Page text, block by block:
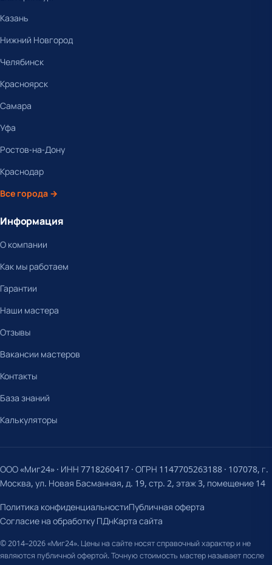
Казань
Нижний Новгород
Челябинск
Красноярск
Самара
Уфа
Ростов-на-Дону
Краснодар
Все города →
Информация
О компании
Как мы работаем
Гарантии
Наши мастера
Отзывы
Вакансии мастеров
Контакты
База знаний
Калькуляторы
ООО «Миг24» · ИНН 7718260417 · ОГРН 1147705263188 · 107078, г.
Москва, ул. Новая Басманная, д. 19, стр. 2, этаж 3, помещение 14
Политика конфиденциальностиПубличная оферта
Согласие на обработку ПДнКарта сайта
© 2014–2026 «Миг24». Цены на сайте носят справочный характер и не
являются публичной офертой. Точную стоимость мастер называет после